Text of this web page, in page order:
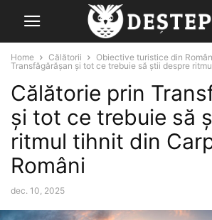
Home Călătorii Obiective turistice din
Transfăgărășan și tot ce trebuie să știi despre
Călătorie prin
și tot ce trebuie să
ritmul tihnit din
Români
dec. 10, 2025